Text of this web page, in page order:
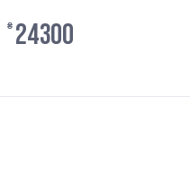
₴ 24300